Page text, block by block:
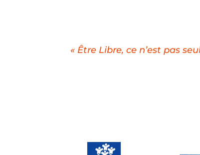
« Être Libre, ce n’est pas